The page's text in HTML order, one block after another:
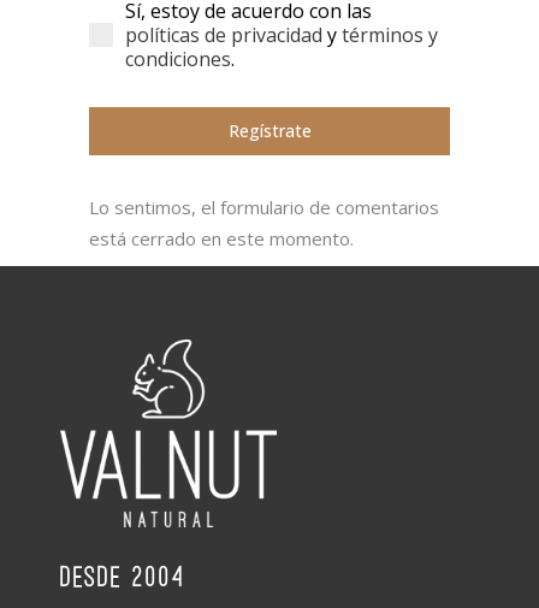
Sí, estoy de acuerdo con las
políticas de privacidad ytérminos y
condiciones.
Regístrate
Lo sentimos, el formulario de comentarios
está cerrado en este momento.
desde 2004